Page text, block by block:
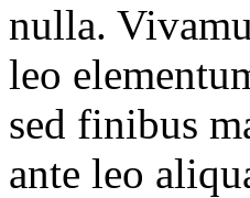
nulla.
leo
sed finibus
ante leo